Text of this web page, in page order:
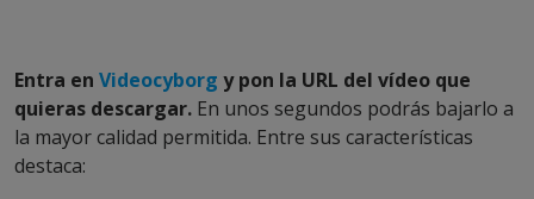
Entra en Videocyborg y pon la URL del vídeo que
quieras descargar. En unos segundos podrás bajarlo a
la mayor calidad permitida. Entre sus características
destaca: